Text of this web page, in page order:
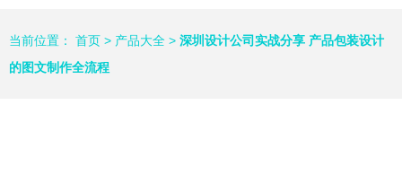
当前位置： 首页 > 产品大全 > 深圳设计公司实战分享 产品包装设计
的图文制作全流程